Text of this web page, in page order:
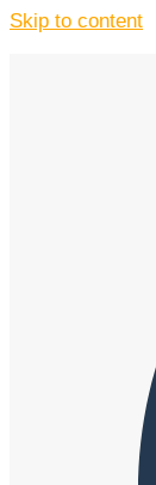
Skip to content